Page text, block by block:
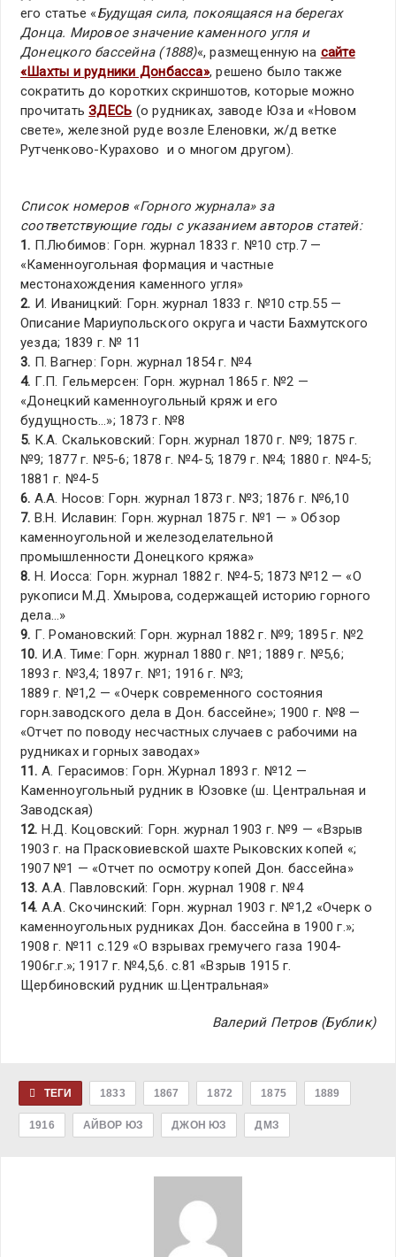
его статье «Будущая сила, покоящаяся на берегах
Донца. Мировое значение каменного угля и
Донецкого бассейна (1888)«, размещенную на сайте
«Шахты и рудники Донбасса», решено было также
сократить до коротких скриншотов, которые можно
прочитатьЗДЕСЬ (о рудниках, заводе Юза и «Новом
свете», железной руде возле Еленовки, ж/д ветке
Рутченково-Курахово и о многом другом).
Список номеров «Горного журнала» за
соответствующие годы с указанием авторов статей:
1. П.Любимов: Горн. журнал 1833 г. №10 стр.7 —
«Каменноугольная формация и частные
местонахождения каменного угля»
2. И. Иваницкий: Горн. журнал 1833 г. №10 стр.55 —
Описание Мариупольского округа и части Бахмутского
уезда; 1839 г. № 11
3. П. Вагнер: Горн. журнал 1854 г. №4
4. Г.П. Гельмерсен: Горн. журнал 1865 г. №2 —
«Донецкий каменноугольный кряж и его
будущность…»; 1873 г. №8
5. К.А. Скальковский: Горн. журнал 1870 г. №9; 1875 г.
№9; 1877 г. №5-6; 1878 г. №4-5; 1879 г. №4; 1880 г. №4-5;
1881 г. №4-5
6. А.А. Носов: Горн. журнал 1873 г. №3; 1876 г. №6,10
7. В.Н. Иславин: Горн. журнал 1875 г. №1 — » Обзор
каменноугольной и железоделательной
промышленности Донецкого кряжа»
8. Н. Иосса: Горн. журнал 1882 г. №4-5; 1873 №12 — «О
рукописи М.Д. Хмырова, содержащей историю горного
дела…»
9. Г. Романовский: Горн. журнал 1882 г. №9; 1895 г. №2
10. И.А. Тиме: Горн. журнал 1880 г. №1; 1889 г. №5,6;
1893 г. №3,4; 1897 г. №1; 1916 г. №3;
1889 г. №1,2 — «Очерк современного состояния
горн.заводского дела в Дон. бассейне»; 1900 г. №8 —
«Отчет по поводу несчастных случаев с рабочими на
рудниках и горных заводах»
11. А. Герасимов: Горн. Журнал 1893 г. №12 —
Каменноугольный рудник в Юзовке (ш. Центральная и
Заводская)
12. Н.Д. Коцовский: Горн. журнал 1903 г. №9 — «Взрыв
1903 г. на Прасковиевской шахте Рыковских копей «;
1907 №1 — «Отчет по осмотру копей Дон. бассейна»
13. А.А. Павловский: Горн. журнал 1908 г. №4
14. А.А. Скочинский: Горн. журнал 1903 г. №1,2 «Очерк о
каменноугольных рудниках Дон. бассейна в 1900 г.»;
1908 г. №11 с.129 «О взрывах гремучего газа 1904-
1906г.г.»; 1917 г. №4,5,6. с.81 «Взрыв 1915 г.
Щербиновский рудник ш.Центральная»
Валерий Петров (Бублик)
ТЕГИ 1833 1867 1872 1875 1889
1916 АЙВОР ЮЗ ДЖОН ЮЗ ДМЗ